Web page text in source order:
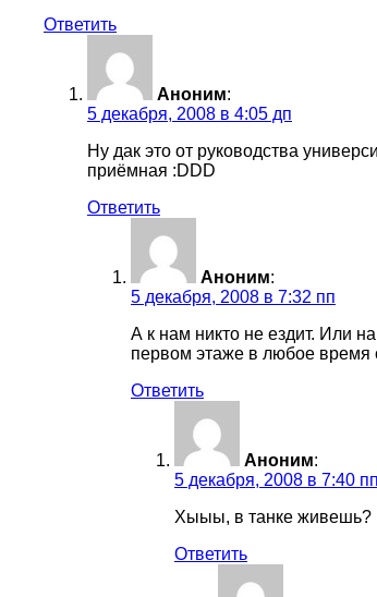
Ответить
Аноним:
5 декабря, 2008 в 4:05 дп
Ну дак это от руководства
приёмная :DDD
Ответить
Аноним:
5 декабря, 2008 в 7:32 пп
А к нам никто не ездит. Или
первом этаже в любое время
Ответить
Аноним:
5 декабря, 2008 в 7:40 пп
Хыыы, в танке живешь?
Ответить